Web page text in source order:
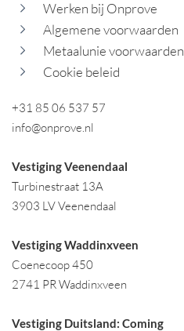
+31 85 06 537 57
info@onprove.nl
Vestiging Veenendaal
Turbinestraat 13A
3903 LV Veenendaal
Vestiging Waddinxveen
Coenecoop 450
2741 PR Waddinxveen
Vestiging Duitsland: Coming
Werken bij Onprove
Algemene voorwaarden
Metaalunie voorwaarden
Cookie beleid